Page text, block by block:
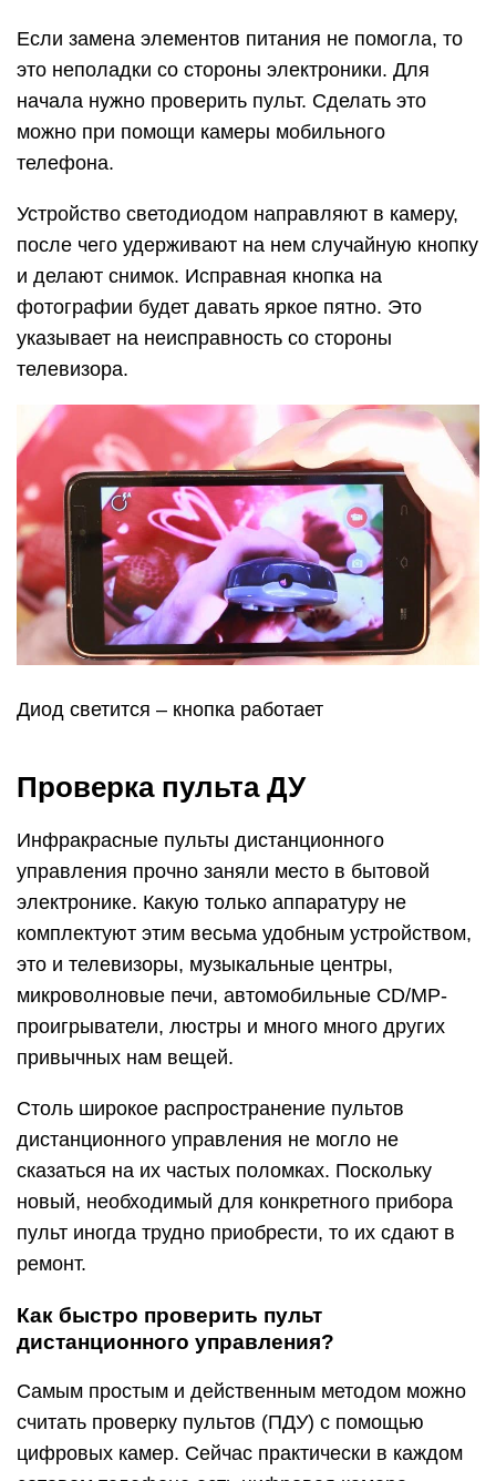
Если замена элементов питания не помогла, то
это неполадки со стороны электроники. Для
начала нужно проверить пульт. Сделать это
можно при помощи камеры мобильного
телефона.
Устройство светодиодом направляют в камеру,
после чего удерживают на нем случайную кнопку
и делают снимок. Исправная кнопка на
фотографии будет давать яркое пятно. Это
указывает на неисправность со стороны
телевизора.
Диод светится – кнопка работает
Проверка пульта ДУ
Инфракрасные пульты дистанционного
управления прочно заняли место в бытовой
электронике. Какую только аппаратуру не
комплектуют этим весьма удобным устройством,
это и телевизоры, музыкальные центры,
микроволновые печи, автомобильные CD/MP-
проигрыватели, люстры и много много других
привычных нам вещей.
Столь широкое распространение пультов
дистанционного управления не могло не
сказаться на их частых поломках. Поскольку
новый, необходимый для конкретного прибора
пульт иногда трудно приобрести, то их сдают в
ремонт.
Как быстро проверить пульт
дистанционного управления?
Самым простым и действенным методом можно
считать проверку пультов (ПДУ) с помощью
цифровых камер. Сейчас практически в каждом